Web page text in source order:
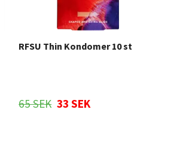
RFSU Thin Kondomer 10 st
65 SEK 33 SEK